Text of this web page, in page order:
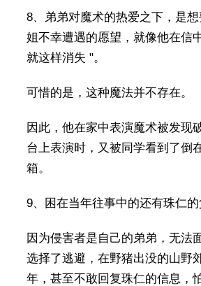
8、弟弟对魔术的热爱之下，是
姐不幸遭遇的愿望，就像他在信
就这样消失 "。
可惜的是，这种魔法并不存在。
因此，他在家中表演魔术被发现
台上表演时，又被同学看到了倒
箱。
9、困在当年往事中的还有珠仁的
因为侵害者是自己的弟弟，无法
选择了逃避，在野猪出没的山野
年，甚至不敢回复珠仁的信息，